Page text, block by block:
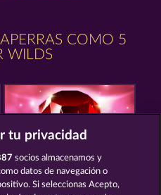
COMO 5
WILDS
WILD RUBIES
tu privacidad
socios almacenamos y
datos de navegación o
Si seleccionas Acepto,